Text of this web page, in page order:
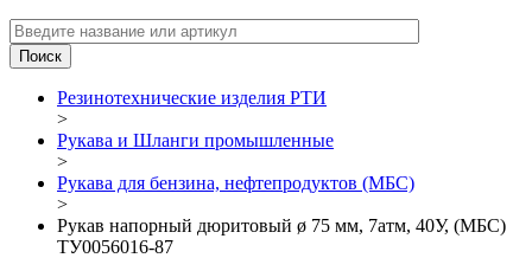
Резинотехнические изделия РТИ
>
Рукава и Шланги промышленные
>
Рукава для бензина, нефтепродуктов (МБС)
>
Рукав напорный дюритовый ø 75 мм, 7атм, 40У, (МБС)
ТУ0056016-87